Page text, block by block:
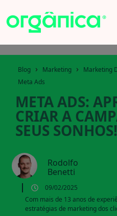
Blog › Marketing › Marketing
Meta Ads
META ADS:
CRIAR A
SEUS SONHOS!
Rodolfo
Benetti
09/02/2025
Com mais de 13 anos de
estratégias de marketing dos